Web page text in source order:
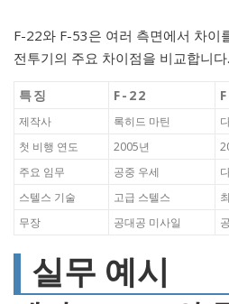
F-22와 F-53은 여러 측면에서 차이
전투기의 주요 차이점을 비교합니다.
특징 F-22
제작사 록히드 마틴
첫 비행 연도
2005년
주요 임무
공중 우세
스텔스 기술
고급 스텔스
무장
공대공 미사일
실무 예시